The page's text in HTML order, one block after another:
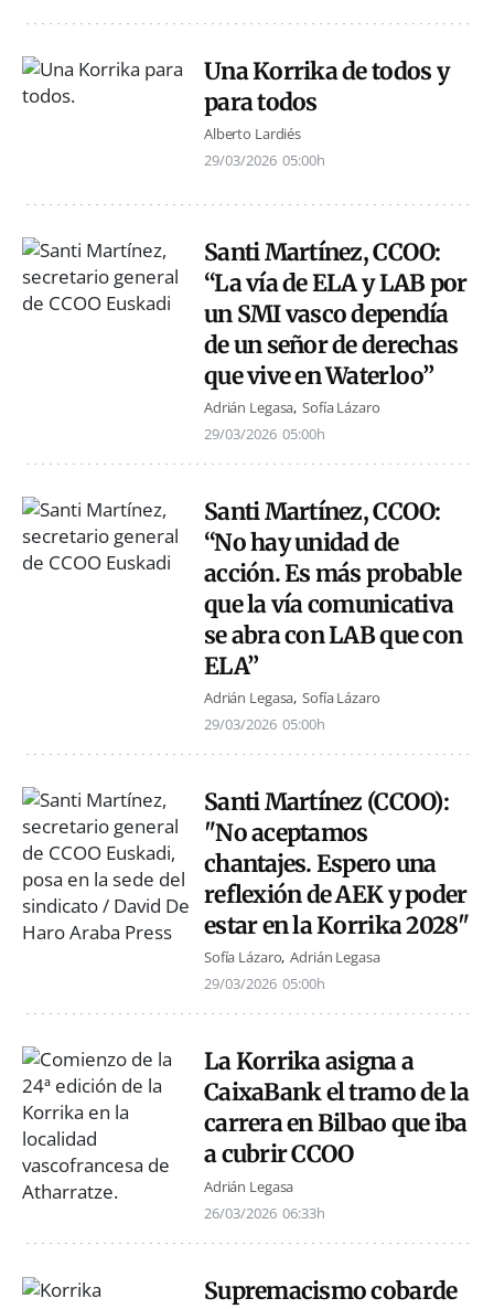
Una Korrika de todos y
para todos
Alberto Lardiés
29/03/2026 05:00h
Santi Martínez, CCOO:
“La vía de ELA y LAB por
un SMI vasco dependía
de un señor de derechas
que vive en Waterloo”
Adrián Legasa Sofía Lázaro
29/03/2026 05:00h
Santi Martínez, CCOO:
“No hay unidad de
acción. Es más probable
que la vía comunicativa
se abra con LAB que con
ELA”
Adrián Legasa Sofía Lázaro
29/03/2026 05:00h
Santi Martínez (CCOO):
"No aceptamos
chantajes. Espero una
reflexión de AEK y poder
estar en la Korrika 2028"
Sofía Lázaro Adrián Legasa
29/03/2026 05:00h
La Korrika asigna a
CaixaBank el tramo de la
carrera en Bilbao que iba
a cubrir CCOO
Adrián Legasa
26/03/2026 06:33h
Supremacismo cobarde